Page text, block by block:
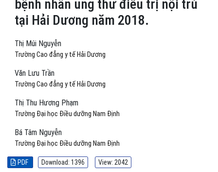
bệnh nhân ung thư điều trị nội trú
tại Hải Dương năm 2018.
Thị Múi Nguyễn
Trường Cao đẳng y tế Hải Dương
Văn Lưu Trần
Trường Cao đẳng y tế Hải Dương
Thị Thu Hương Phạm
Trường Đại học Điều dưỡng Nam Định
Bá Tâm Nguyễn
Trường Đại học Điều dưỡng Nam Định
PDF Download: 1396 View: 2042